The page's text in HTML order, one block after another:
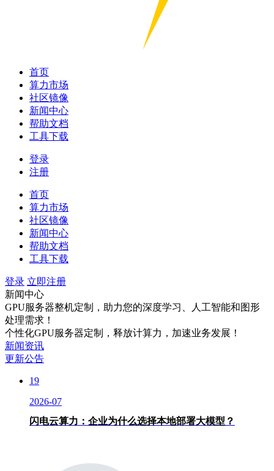
首页
算力市场
社区镜像
新闻中心
帮助文档
工具下载
登录
注册
首页
算力市场
社区镜像
新闻中心
帮助文档
工具下载
登录 立即注册
新闻中心
GPU服务器整机定制，助力您的深度学习、人工智能和图形
处理需求！
个性化GPU服务器定制，释放计算力，加速业务发展！
新闻资讯
更新公告
19
2026-07
闪电云算力：企业为什么选择本地部署大模型？